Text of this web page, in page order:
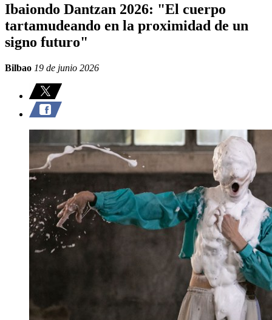
Ibaiondo Dantzan 2026: "El cuerpo
tartamudeando en la proximidad de un
signo futuro"
Bilbao 19 de junio 2026